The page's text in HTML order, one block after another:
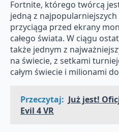
Fortnite, którego twórcą
jedną z
przyciąga przed ekrany
całego świata. W ciągu
także jednym z
na świecie, z setkami
całym świecie i milionami
Przeczytaj: Już jest!
Evil 4 VR